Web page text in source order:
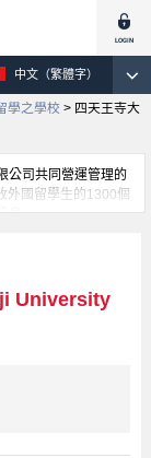
中文（繁體字）
學之學校 > 四天王寺大
公司共同營運管理的
外國留學生的1300個
息。
載於此，請務必查
University